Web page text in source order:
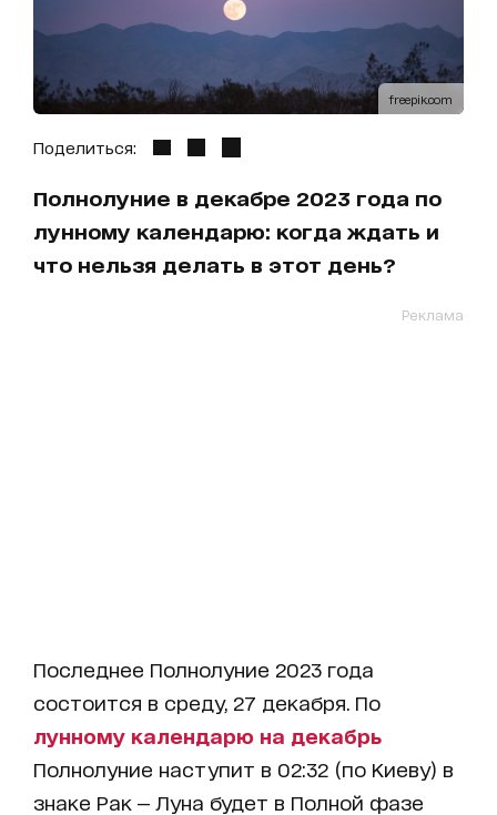
freepik.com
Поделиться:
Полнолуние в декабре 2023 года по
лунному календарю: когда ждать и
что нельзя делать в этот день?
Реклама
Последнее Полнолуние 2023 года
состоится в среду, 27 декабря. По
лунному календарю на декабрь
Полнолуние наступит в 02:32 (по Киеву) в
знаке Рак — Луна будет в Полной фазе